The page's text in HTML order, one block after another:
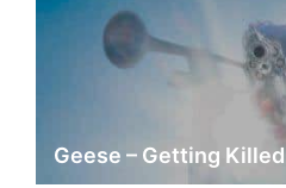
Geese – Getting Killed